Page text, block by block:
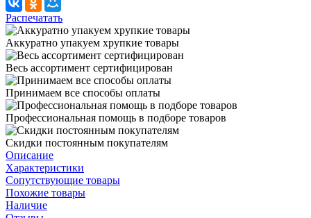
Распечатать
Аккуратно упакуем хрупкие товары
Весь ассортимент сертифицирован
Принимаем все способы оплаты
Профессиональная помощь в подборе товаров
Скидки постоянным покупателям
Описание
Характеристики
Сопутствующие товары
Похожие товары
Наличие